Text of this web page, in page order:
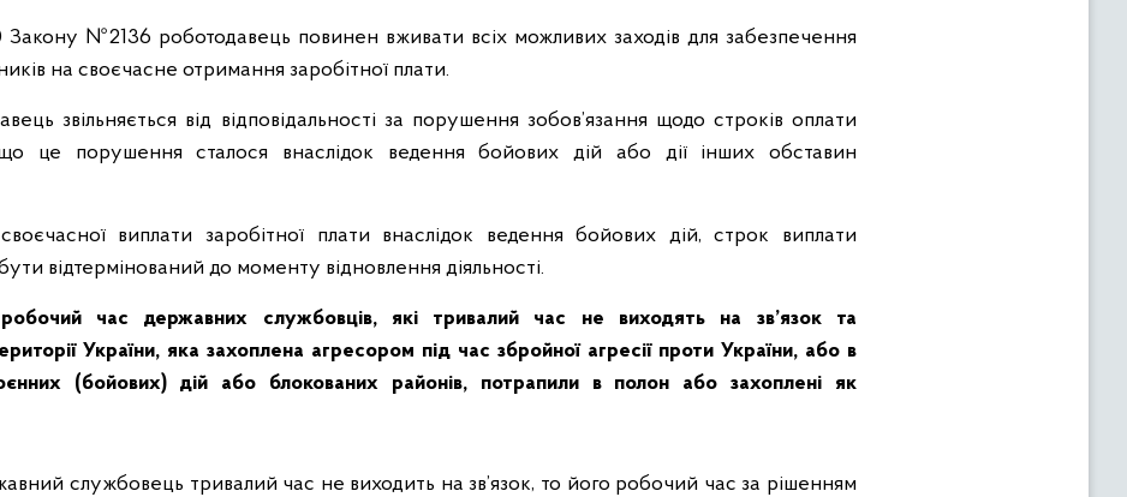
Закону №2136 роботодавець повинен вживати всіх можливих заходів для забезпечення
на своєчасне отримання заробітної плати.
звільняється від відповідальності за порушення зобов’язання щодо строків оплати
це порушення сталося внаслідок ведення бойових дій або дії інших обставин
виплати заробітної плати внаслідок ведення бойових дій, строк виплати
відтермінований до моменту відновлення діяльності.
час державних службовців, які тривалий час не виходять на зв’язок та
України, яка захоплена агресором під час збройної агресії проти України, або в
(бойових) дій або блокованих районів, потрапили в полон або захоплені як
службовець тривалий час не виходить на зв’язок, то його робочий час за рішенням